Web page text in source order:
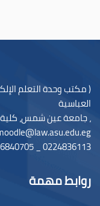
( مكتب وحدة التعلم
العباسية
، جامعة عين شمس، كلية
0224836113 _ 0226840705
روابط مهمة